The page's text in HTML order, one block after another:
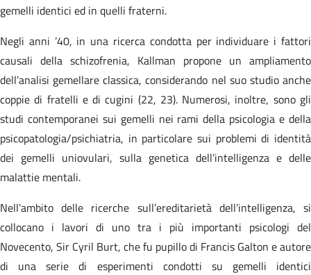
gemelli identici ed in quelli fraterni.
Negli anni ’40, in una ricerca condotta per individuare i fattori
causali della schizofrenia, Kallman propone un ampliamento
dell’analisi gemellare classica, considerando nel suo studio anche
coppie di fratelli e di cugini (22, 23). Numerosi, inoltre, sono gli
studi contemporanei sui gemelli nei rami della psicologia e della
psicopatologia/psichiatria, in particolare sui problemi di identità
dei gemelli uniovulari, sulla genetica dell’intelligenza e delle
malattie mentali.
Nell’ambito delle ricerche sull’ereditarietà dell’intelligenza, si
collocano i lavori di uno tra i più importanti psicologi del
Novecento, Sir Cyril Burt, che fu pupillo di Francis Galton e autore
di una serie di esperimenti condotti su gemelli identici